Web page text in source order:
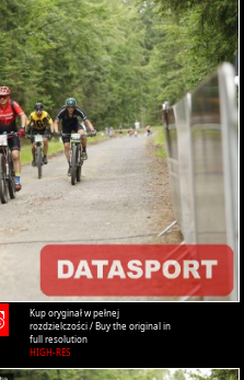
Kup oryginał w pełnej
rozdzielczości / Buy the original in
full resolution
HIGH-RES